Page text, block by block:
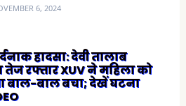
6, 2024
हादसा: देवी तालाब
तेज रफ्तार XUV ने महिला को
बाल-बाल बचा; देखें घटना